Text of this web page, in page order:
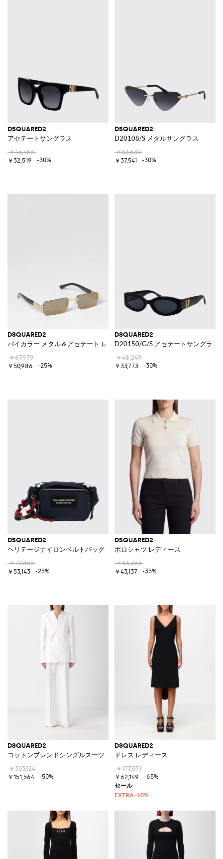
DSQUARED2
アセテートサングラス
￥46,456
￥32,519
-30%
DSQUARED2
D20108/S メタルサングラス
￥53,630
￥37,541
-30%
DSQUARED2
バイカラー メタル＆アセテート レクタンギュラーサングラス
￥67,979
￥50,986
-25%
DSQUARED2
D20150/G/S アセテートサングラス
￥48,249
￥33,773
-30%
DSQUARED2
ヘリテージナイロンベルトバッグ
￥70,855
￥53,143
-25%
DSQUARED2
ポロシャツ レディース
￥66,365
￥43,137
-35%
DSQUARED2
コットンブレンドシングルスーツ
￥303,124
￥151,564
-50%
DSQUARED2
ドレス レディース
￥177,571
￥62,149
-65%